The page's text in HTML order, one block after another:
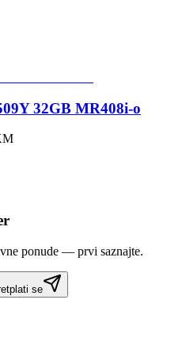
32GB MR408i-o
ponude — prvi saznajte.
se